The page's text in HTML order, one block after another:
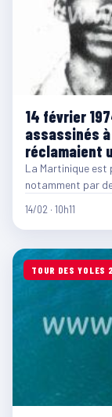
14 février
assassinés
réclamaient
La Martinique est
notamment par
14/02 · 10h11
TOUR DES YOLES